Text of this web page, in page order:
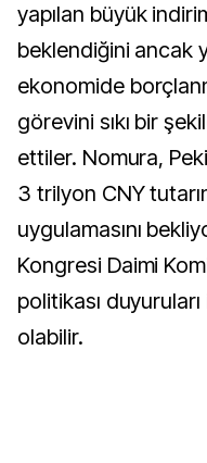
yapılan büyük
beklendiğini ancak
ekonomide
görevini sıkı bir
ettiler. Nomura,
3 trilyon CNY
uygulamasını
Kongresi Daimi
politikası
olabilir.